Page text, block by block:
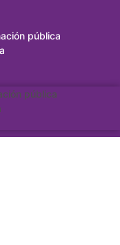
pública
pública